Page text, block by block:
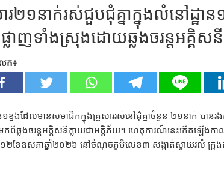
២១នាក់រស់ជួបជុំគ្នាក្នុងលំនៅដ្ឋាន១
លាញទាំងស្រុងដោយឆ្លងចរន្តអគ្គិសនី
ែក៖
១ខ្នងដែលមានសមាជិកក្នុងគ្រួសាររស់នៅជុំគ្នាចំនួន ២១នាក់ បានរង
ឆ្លងចរន្តអគ្គិសនីក្លាយជាអគ្គិភ័យ។ ហេតុការណ៍នេះកើតឡើងកា
២ខែឧសភាឆ្នាំ២០២៦ នៅចំណុចភូមិលេខ៣ សង្កាត់ស្វាយរលំ ក្រុងតា